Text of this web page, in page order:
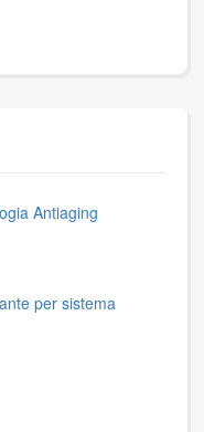
Antiaging
per sistema